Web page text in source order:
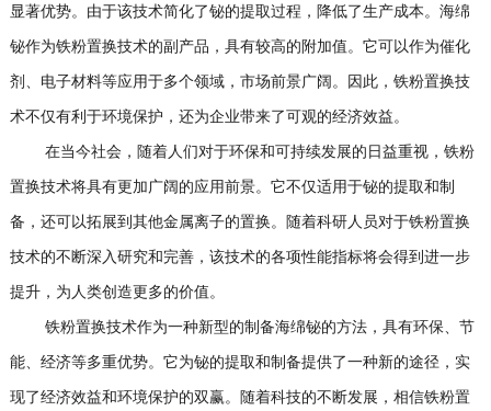
显著优势。由于该技术简化了铋的提取过程，降低了生产成本。海绵
铋作为铁粉置换技术的副产品，具有较高的附加值。它可以作为催化
剂、电子材料等应用于多个领域，市场前景广阔。因此，铁粉置换技
术不仅有利于环境保护，还为企业带来了可观的经济效益。
在当今社会，随着人们对于环保和可持续发展的日益重视，铁粉
置换技术将具有更加广阔的应用前景。它不仅适用于铋的提取和制
备，还可以拓展到其他金属离子的置换。随着科研人员对于铁粉置换
技术的不断深入研究和完善，该技术的各项性能指标将会得到进一步
提升，为人类创造更多的价值。
铁粉置换技术作为一种新型的制备海绵铋的方法，具有环保、节
能、经济等多重优势。它为铋的提取和制备提供了一种新的途径，实
现了经济效益和环境保护的双赢。随着科技的不断发展，相信铁粉置